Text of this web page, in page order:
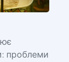
проблеми